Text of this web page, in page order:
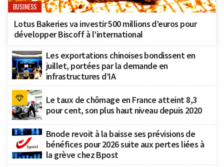
BUSINESS
Lotus Bakeries va investir 500 millions d’euros pour
développer Biscoff à l’international
Les exportations chinoises bondissent en
juillet, portées par la demande en
infrastructures d’IA
Le taux de chômage en France atteint 8,3
pour cent, son plus haut niveau depuis 2020
Bnode revoit à la baisse ses prévisions de
bénéfices pour 2026 suite aux pertes liées à
la grève chez Bpost